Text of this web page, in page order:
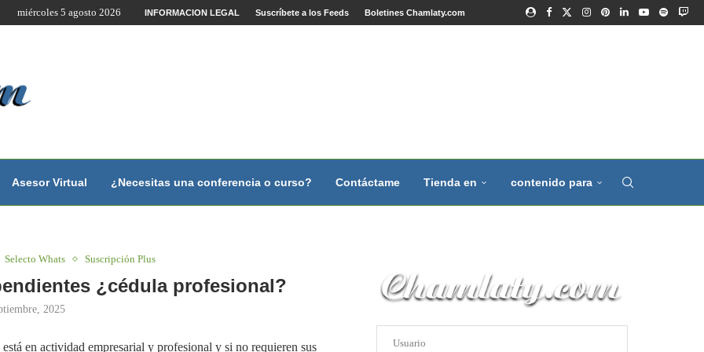
por Internet y Videoconferencia.
miércoles 5 agosto 2026 INFORMACION LEGAL Suscríbete a los Feeds Boletines Chamlaty.com
Asesor Virtual ¿Necesitas una conferencia o curso? Contáctame Tienda en contenido para
Selecto Whats Suscripción Plus
¿cédula profesional?
2025
en actividad empresarial y profesional y si no requieren sus